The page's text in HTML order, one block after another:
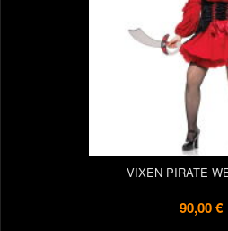
VIXEN PIRATE
90,00 €